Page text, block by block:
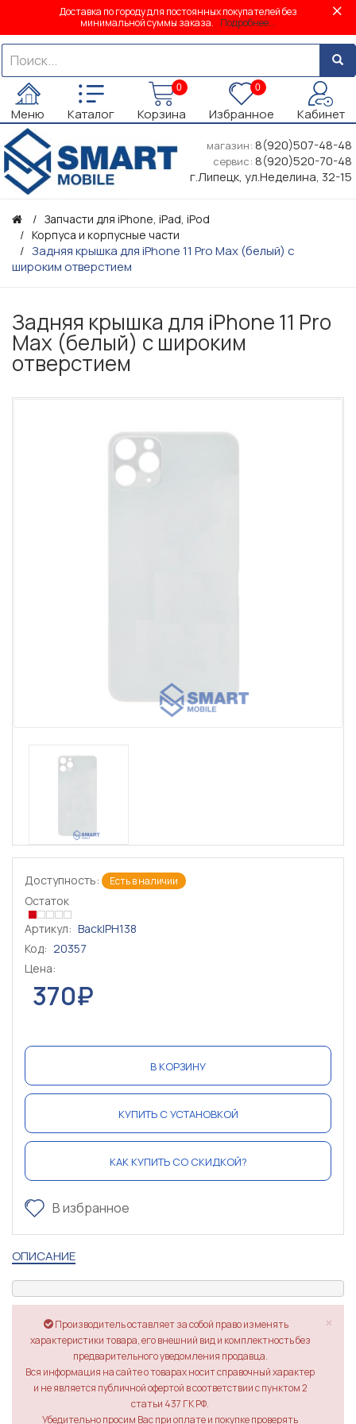
Доставка по городу для постоянных покупателей без
минимальной суммы заказа. Подробнее...
Меню Каталог
0
Корзина
0
Избранное Кабинет
магазин: 8(920)507-48-48
сервис: 8(920)520-70-48
г.Липецк, ул.Неделина, 32-15
Запчасти для iPhone, iPad, iPod
Корпуса и корпусные части
Задняя крышка для iPhone 11 Pro Max (белый) с
широким отверстием
Задняя крышка для iPhone 11 Pro
Max (белый) с широким
отверстием
Доступность: Есть в наличии
Остаток
Артикул: BackIPH138
Код: 20357
Цена:
370₽
В КОРЗИНУ
КУПИТЬ С УСТАНОВКОЙ
КАК КУПИТЬ СО СКИДКОЙ?
В избранное
ОПИСАНИЕ
×
Производитель оставляет за собой право изменять
характеристики товара, его внешний вид и комплектность без
предварительного уведомления продавца.
Вся информация на сайте о товарах носит справочный характер
и не является публичной офертой в соответствии с пунктом 2
статьи 437 ГК РФ.
Убедительно просим Вас при оплате и покупке проверять